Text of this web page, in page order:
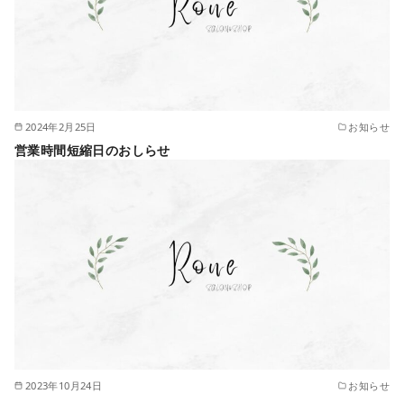
2024年2月25日 お知らせ
営業時間短縮日のおしらせ
2023年10月24日 お知らせ